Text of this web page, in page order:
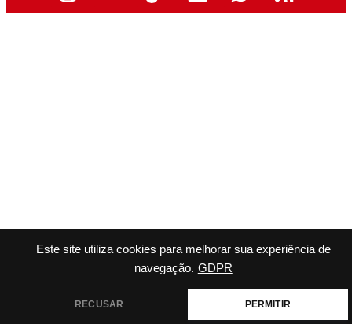
Este site utiliza cookies para melhorar sua experiência de
navegação. GDPR
RECUSAR PERMITIR